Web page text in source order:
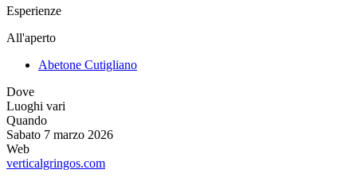
Esperienze
All'aperto
Abetone Cutigliano
Dove
Luoghi vari
Quando
Sabato 7 marzo 2026
Web
verticalgringos.com